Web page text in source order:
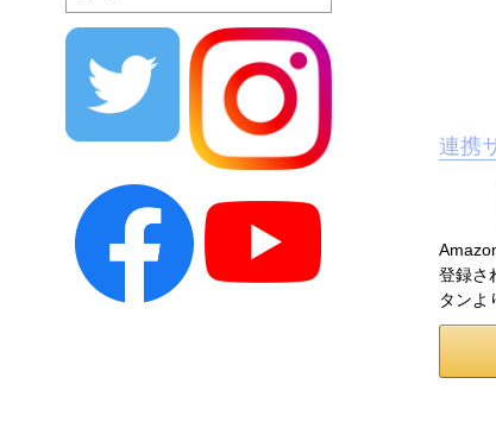
連携
登録さ
タンよ